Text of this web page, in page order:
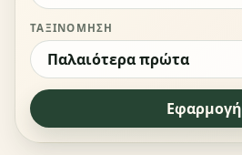
ΤΑΞΙΝΌΜΗΣΗ
Εφαρμογή